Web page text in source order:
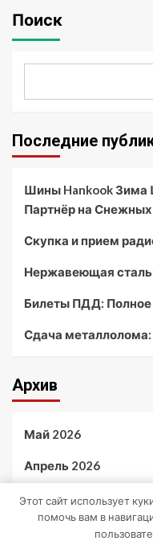
Поиск
Последние
Шины Hankook
Партнёр на
Скупка и прием
Нержавеющая
Билеты ПДД: Полное
Сдача
Архив
Май 2026
Апрель 2026
Ноябрь 2024
Этот сайт использует
помочь вам в